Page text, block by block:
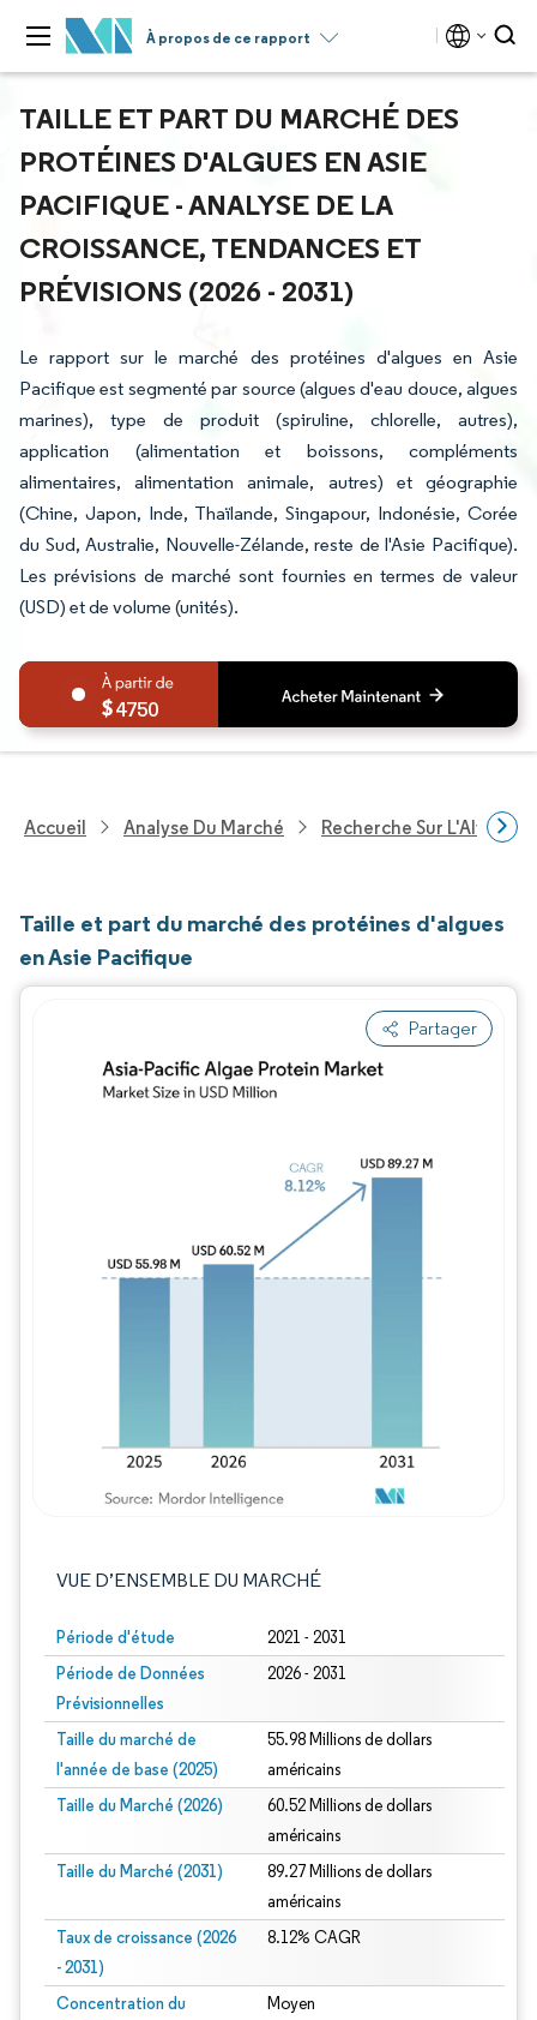
À propos de ce rapport
TAILLE ET PART DU MARCHÉ DES
PROTÉINES D'ALGUES EN ASIE
PACIFIQUE - ANALYSE DE LA
CROISSANCE, TENDANCES ET
PRÉVISIONS (2026 - 2031)
Le rapport sur le marché des protéines d'algues en Asie
Pacifique est segmenté par source (algues d'eau douce, algues
marines), type de produit (spiruline, chlorelle, autres),
application (alimentation et boissons, compléments
alimentaires, alimentation animale, autres) et géographie
(Chine, Japon, Inde, Thaïlande, Singapour, Indonésie, Corée
du Sud, Australie, Nouvelle-Zélande, reste de l'Asie Pacifique).
Les prévisions de marché sont fournies en termes de valeur
(USD) et de volume (unités).
4750
Accueil Analyse Du Marché Recherche Sur
Taille et part du marché des protéines d'algues
en Asie Pacifique
Partager
VUE D’ENSEMBLE DU MARCHÉ
Période d'étude 2021 - 2031
Période de Données
Prévisionnelles
2026 - 2031
Taille du marché de
l'année de base (2025)
55.98 Millions de dollars
américains
Taille du Marché (2026)
60.52 Millions de dollars
américains
Taille du Marché (2031)
89.27 Millions de dollars
américains
Taux de croissance (2026
- 2031)
8.12% CAGR
Concentration du
Moyen